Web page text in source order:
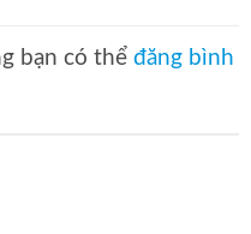
bạn có thể đăng bình